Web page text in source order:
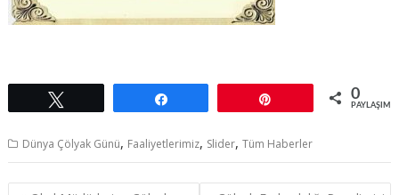
0
Dünya Çölyak Günü, Faaliyetlerimiz, Slider,Tüm Haberler